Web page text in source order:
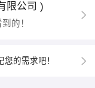
限公司 )
的！
的需求吧！